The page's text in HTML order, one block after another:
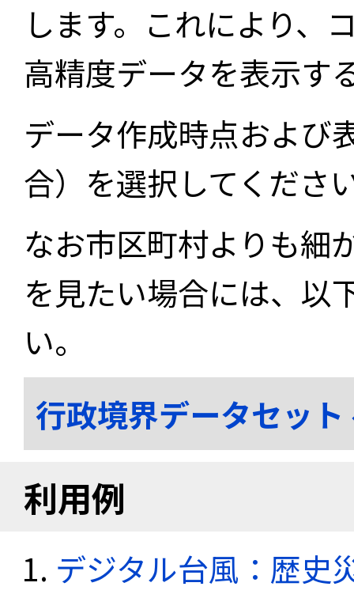
します。これにより、
高精度データを表示す
データ作成時点および
合）を選択してくださ
なお市区町村よりも細
を見たい場合には、以
い。
行政境界データセッ
利用例
デジタル台風：歴史